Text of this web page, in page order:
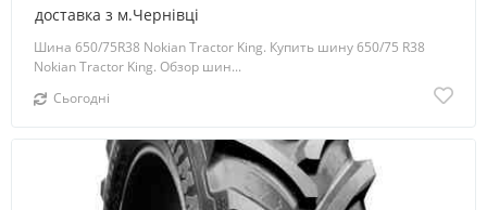
доставка з м.Чернівці
Шина 650/75R38 Nokian Tractor King. Купить шину 650/75 R38
Nokian Tractor King. Обзор шин...
Сьогодні